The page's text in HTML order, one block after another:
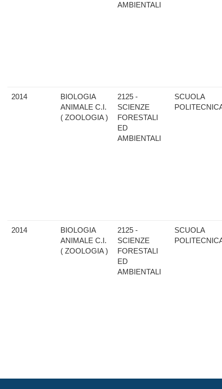
AMBIENTALI
2014
BIOLOGIA
ANIMALE C.I.
( ZOOLOGIA )
2125 -
SCIENZE
FORESTALI
ED
AMBIENTALI
SCUOLA
2014
BIOLOGIA
ANIMALE C.I.
( ZOOLOGIA )
2125 -
SCIENZE
FORESTALI
ED
AMBIENTALI
SCUOLA